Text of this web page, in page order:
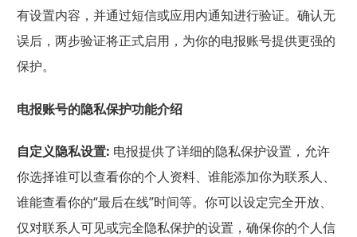
有设置内容，并通过短信或应用内通知进行验证。确认无
误后，两步验证将正式启用，为你的电报账号提供更强的
保护。
电报账号的隐私保护功能介绍
自定义隐私设置: 电报提供了详细的隐私保护设置，允许
你选择谁可以查看你的个人资料、谁能添加你为联系人、
谁能查看你的“最后在线”时间等。你可以设定完全开放、
仅对联系人可见或完全隐私保护的设置，确保你的个人信